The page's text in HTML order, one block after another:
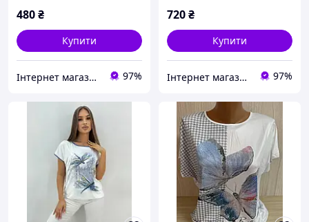
480₴
Купити
Інтернет магазин Zheneva 97%
720₴
Купити
Інтернет магазин Zheneva 97%